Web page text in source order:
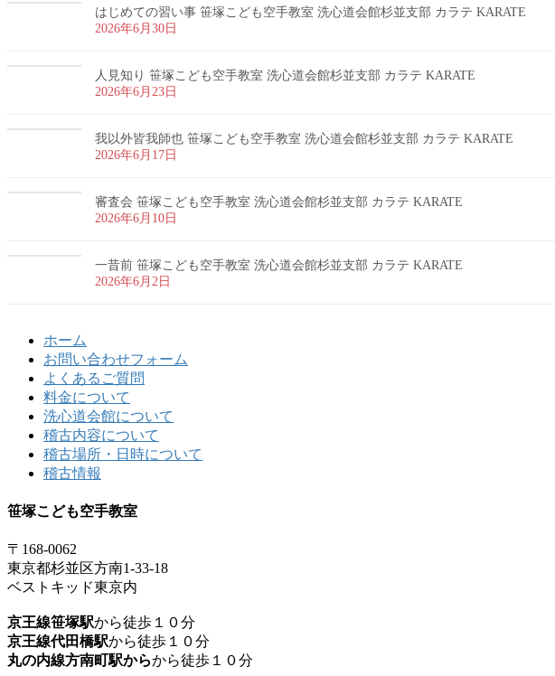
はじめての習い事 笹塚こども空手教室 洗心道会館杉並支部 カラテ KARATE
2026年6月30日
人見知り 笹塚こども空手教室 洗心道会館杉並支部 カラテ KARATE
2026年6月23日
我以外皆我師也 笹塚こども空手教室 洗心道会館杉並支部 カラテ KARATE
2026年6月17日
審査会 笹塚こども空手教室 洗心道会館杉並支部 カラテ KARATE
2026年6月10日
一昔前 笹塚こども空手教室 洗心道会館杉並支部 カラテ KARATE
2026年6月2日
ホーム
お問い合わせフォーム
よくあるご質問
料金について
洗心道会館について
稽古内容について
稽古場所・日時について
稽古情報
笹塚こども空手教室
〒168-0062
東京都杉並区方南1-33-18
ベストキッド東京内
京王線笹塚駅から徒歩１０分
京王線代田橋駅から徒歩１０分
丸の内線方南町駅からから徒歩１０分